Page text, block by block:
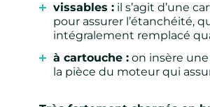
vissables : il s’agit d’une
pour assurer l’étanchéité,
intégralement remplacé
à cartouche : on insère
la pièce du moteur qui